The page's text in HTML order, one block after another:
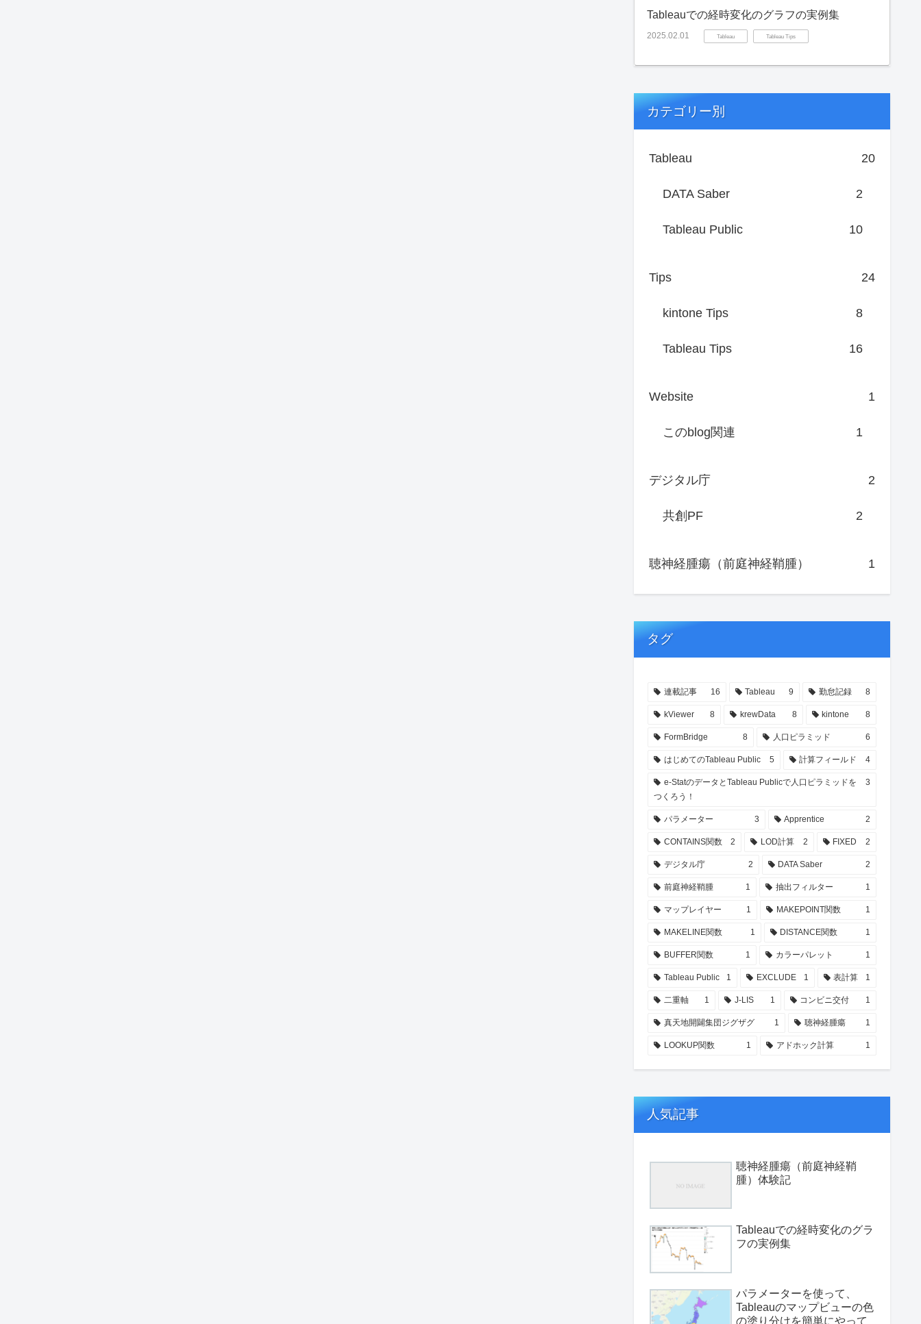
Tableauでの経時変化のグラフの実例集
2025.02.01 Tableau Tableau Tips
カテゴリー別
Tableau 20
DATA Saber 2
Tableau Public 10
Tips 24
kintone Tips 8
Tableau Tips 16
Website 1
このblog関連 1
デジタル庁 2
共創PF 2
聴神経腫瘍（前庭神経鞘腫） 1
タグ
連載記事 16 Tableau 9 勤怠記録 8
kViewer 8 krewData 8 kintone 8
FormBridge 8 人口ピラミッド 6
はじめてのTableau Public 5 計算フィールド 4
e-StatのデータとTableau Publicで人口ピラミッドを
つくろう！
3
パラメーター 3 Apprentice 2
CONTAINS関数 2 LOD計算 2 FIXED 2
デジタル庁 2 DATA Saber 2
前庭神経鞘腫 1 抽出フィルター 1
マップレイヤー 1 MAKEPOINT関数 1
MAKELINE関数 1 DISTANCE関数 1
BUFFER関数 1 カラーパレット 1
Tableau Public 1 EXCLUDE 1 表計算 1
二重軸 1 J-LIS 1 コンビニ交付 1
真天地開闢集団ジグザグ 1 聴神経腫瘍 1
LOOKUP関数 1 アドホック計算 1
人気記事
聴神経腫瘍（前庭神経鞘
腫）体験記
Tableauでの経時変化のグラ
フの実例集
パラメーターを使って、
Tableauのマップビューの色
の塗り分けを簡単にやって